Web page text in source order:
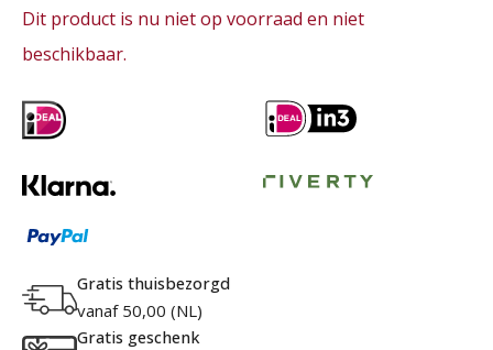
Dit product is nu niet op voorraad en niet
beschikbaar.
Gratis thuisbezorgd
vanaf 50,00 (NL)
Gratis geschenk